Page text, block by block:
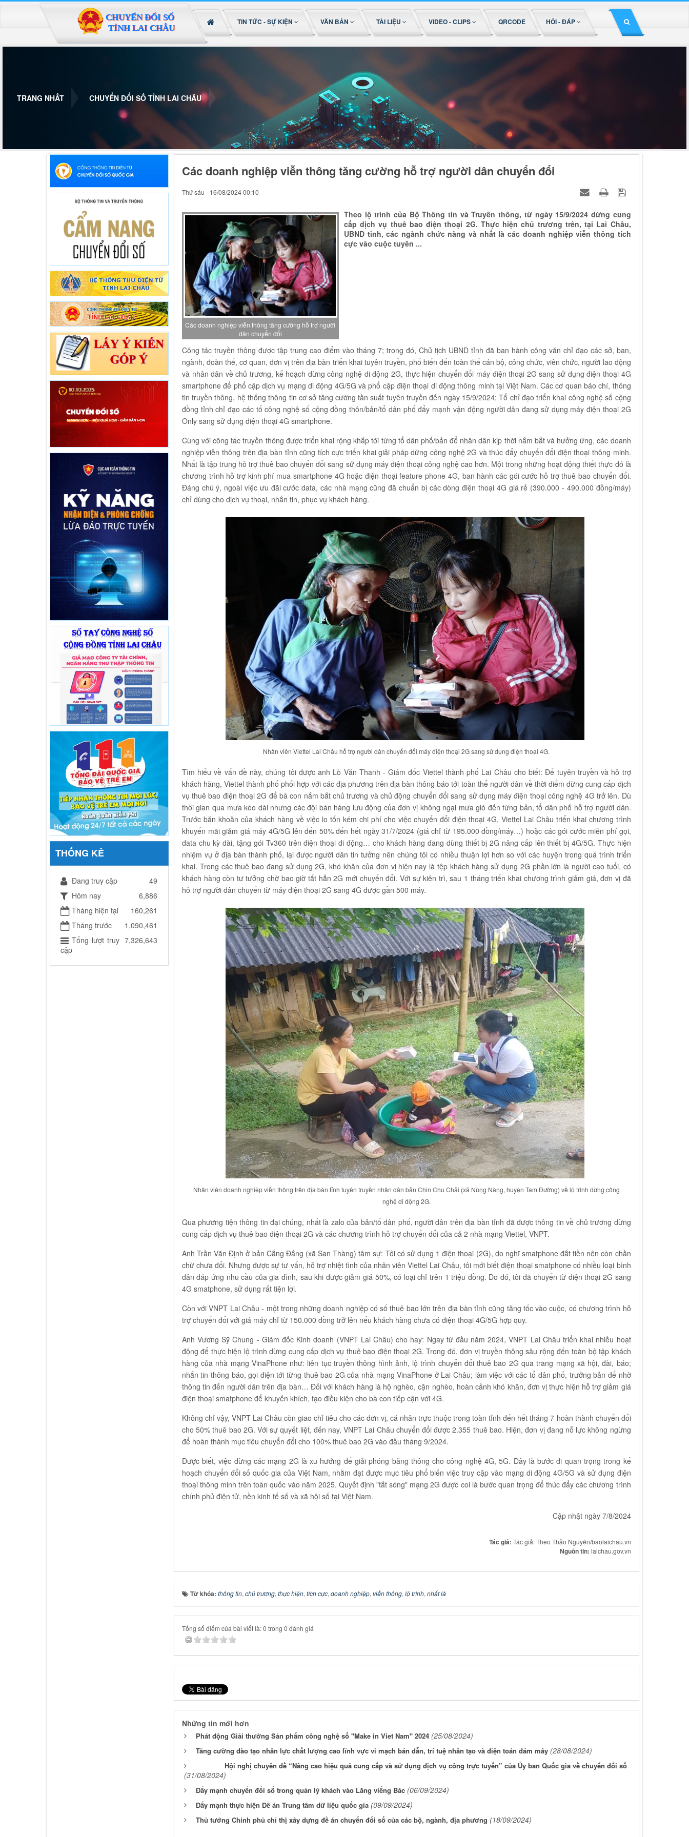
TIN TỨC - SỰ KIỆN VĂN BẢN TÀI LIỆU VIDEO - CLIPS QRCODE HỎI - ĐÁP
TRANG NHẤT CHUYỂN ĐỔI SỐ TỈNH LAI CHÂU
Các doanh nghiệp viễn thông tăng cường hỗ trợ người dân chuyển đổi
Thứ sáu - 16/08/2024 00:10
Các doanh nghiệp viễn thông tăng cường hỗ trợ người
dân chuyển đổi
Theo lộ trình của Bộ Thông tin và Truyền thông, từ ngày 15/9/2024 dừng cung
cấp dịch vụ thuê bao điện thoại 2G. Thực hiện chủ trương trên, tại Lai Châu,
UBND tỉnh, các ngành chức năng và nhất là các doanh nghiệp viễn thông tích
cực vào cuộc tuyên ...
Công tác truyền thông được tập trung cao điểm vào tháng 7; trong đó, Chủ tịch UBND tỉnh đã ban hành công văn chỉ đạo các sở, ban,
ngành, đoàn thể, cơ quan, đơn vị trên địa bàn triển khai tuyên truyền, phổ biến đến toàn thể cán bộ, công chức, viên chức, người lao động
và nhân dân về chủ trương, kế hoạch dừng công nghệ di động 2G, thực hiện chuyển đổi máy điện thoại 2G sang sử dụng điện thoại 4G
smartphone để phổ cập dịch vụ mạng di động 4G/5G và phổ cập điện thoại di động thông minh tại Việt Nam. Các cơ quan báo chí, thông
tin truyền thông, hệ thống thông tin cơ sở tăng cường tần suất tuyên truyền đến ngày 15/9/2024; Tổ chỉ đạo triển khai công nghệ số cộng
đồng tỉnh chỉ đạo các tổ công nghệ số cộng đồng thôn/bản/tổ dân phố đẩy mạnh vận động người dân đang sử dụng máy điện thoại 2G
Only sang sử dụng điện thoại 4G smartphone.
Cùng với công tác truyền thông được triển khai rộng khắp tới từng tổ dân phố/bản để nhân dân kịp thời nắm bắt và hưởng ứng, các doanh
nghiệp viễn thông trên địa bàn tỉnh cũng tích cực triển khai giải pháp dừng công nghệ 2G và thúc đẩy chuyển đổi điện thoại thông minh.
Nhất là tập trung hỗ trợ thuê bao chuyển đổi sang sử dụng máy điện thoại công nghệ cao hơn. Một trong những hoạt động thiết thực đó là
chương trình hỗ trợ kinh phí mua smartphone 4G hoặc điện thoại feature phone 4G, ban hành các gói cước hỗ trợ thuê bao chuyển đổi.
Đáng chú ý, ngoài việc ưu đãi cước data, các nhà mạng cũng đã chuẩn bị các dòng điện thoại 4G giá rẻ (390.000 - 490.000 đồng/máy)
chỉ dùng cho dịch vụ thoại, nhắn tin, phục vụ khách hàng.
Nhân viênViettel Lai Châu hỗ trợ người dân chuyển đổi máy điện thoại 2G sang sử dụng điện thoại 4G.
Tìm hiểu về vấn đề này, chúng tôi được anh Lò Văn Thanh - Giám đốc Viettel thành phố Lai Châu cho biết: Để tuyên truyền và hỗ trợ
khách hàng, Viettel thành phố phối hợp với các địa phương trên địa bàn thông báo tới toàn thể người dân về thời điểm dừng cung cấp dịch
vụ thuê bao điện thoại 2G để bà con nắm bắt chủ trương và chủ động chuyển đổi sang sử dụng máy điện thoại công nghệ 4G trở lên. Dù
thời gian qua mưa kéo dài nhưng các đội bán hàng lưu động của đơn vị không ngại mưa gió đến từng bản, tổ dân phố hỗ trợ người dân.
Trước băn khoăn của khách hàng về việc lo tốn kém chi phí cho việc chuyển đổi điện thoại 4G, Viettel Lai Châu triển khai chương trình
khuyến mãi giảm giá máy 4G/5G lên đến 50% đến hết ngày 31/7/2024 (giá chỉ từ 195.000 đồng/máy…) hoặc các gói cước miễn phí gọi,
data chu kỳ dài, tặng gói Tv360 trên điện thoại di động… cho khách hàng đang dùng thiết bị 2G nâng cấp lên thiết bị 4G/5G. Thực hiện
nhiệm vụ ở địa bàn thành phố, lại được người dân tin tưởng nên chúng tôi có nhiều thuận lợi hơn so với các huyện trong quá trình triển
khai. Trong các thuê bao đang sử dụng 2G, khó khăn của đơn vị hiện nay là tệp khách hàng sử dụng 2G phần lớn là người cao tuổi, có
khách hàng còn tư tưởng chờ bao giờ tắt hẳn 2G mới chuyển đổi. Với sự kiên trì, sau 1 tháng triển khai chương trình giảm giá, đơn vị đã
hỗ trợ người dân chuyển từ máy điện thoại 2G sang 4G được gần 500 máy.
Nhân viên doanh nghiệp viễn thông trên địa bàn tỉnh tuyên truyền nhân dân bản Chin Chu Chải (xã Nùng Nàng, huyện Tam Đường) về lộ trình dừng công
nghệ di động 2G.
Qua phương tiện thông tin đại chúng, nhất là zalo của bản/tổ dân phố, người dân trên địa bàn tỉnh đã được thông tin về chủ trương dừng
cung cấp dịch vụ thuê bao điện thoại 2G và các chương trình hỗ trợ chuyển đổi của cả 2 nhà mạng Viettel, VNPT.
Anh Trần Văn Định ở bản Cắng Đắng (xã San Thàng) tâm sự: Tôi có sử dụng 1 điện thoại (2G), do nghĩ smatphone đắt tiền nên còn chần
chừ chưa đổi. Nhưng được sự tư vấn, hỗ trợ nhiệt tình của nhân viên Viettel Lai Châu, tôi mới biết điện thoại smatphone có nhiều loại bình
dân đáp ứng nhu cầu của gia đình, sau khi được giảm giá 50%, có loại chỉ trên 1 triệu đồng. Do đó, tôi đã chuyển từ điện thoại 2G sang
4G smatphone, sử dụng rất tiện lợi.
Còn với VNPT Lai Châu - một trong những doanh nghiệp có số thuê bao lớn trên địa bàn tỉnh cũng tăng tốc vào cuộc, có chương trình hỗ
trợ chuyển đổi với giá máy chỉ từ 150.000 đồng trở lên nếu khách hàng chưa có điện thoại 4G/5G hợp quy.
Anh Vương Sỹ Chung - Giám đốc Kinh doanh (VNPT Lai Châu) cho hay: Ngay từ đầu năm 2024, VNPT Lai Châu triển khai nhiều hoạt
động để thực hiện lộ trình dừng cung cấp dịch vụ thuê bao điện thoại 2G. Trong đó, đơn vị truyền thông sâu rộng đến toàn bộ tập khách
hàng của nhà mạng VinaPhone như: liên tục truyền thông hình ảnh, lộ trình chuyển đổi thuê bao 2G qua trang mạng xã hội, đài, báo;
nhắn tin thông báo, gọi điện tới từng thuê bao 2G của nhà mạng VinaPhone ở Lai Châu; làm việc với các tổ dân phố, trưởng bản để nhờ
thông tin đến người dân trên địa bàn… Đối với khách hàng là hộ nghèo, cận nghèo, hoàn cảnh khó khăn, đơn vị thực hiện hỗ trợ giảm giá
điện thoại smatphone để khuyến khích, tạo điều kiện cho bà con tiếp cận với 4G.
Không chỉ vậy, VNPT Lai Châu còn giao chỉ tiêu cho các đơn vị, cá nhân trực thuộc trong toàn tỉnh đến hết tháng 7 hoàn thành chuyển đổi
cho 50% thuê bao 2G. Với sự quyết liệt, đến nay, VNPT Lai Châu chuyển đổi được 2.355 thuê bao. Hiện, đơn vị đang nỗ lực không ngừng
để hoàn thành mục tiêu chuyển đổi cho 100% thuê bao 2G vào đầu tháng 9/2024.
Được biết, việc dừng các mạng 2G là xu hướng để giải phóng băng thông cho công nghệ 4G, 5G. Đây là bước đi quan trọng trong kế
hoạch chuyển đổi số quốc gia của Việt Nam, nhằm đạt được mục tiêu phổ biến việc truy cập vào mạng di động 4G/5G và sử dụng điện
thoại thông minh trên toàn quốc vào năm 2025. Quyết định "tắt sóng" mạng 2G được coi là bước quan trọng để thúc đẩy các chương trình
chính phủ điện tử, nền kinh tế số và xã hội số tại Việt Nam.
Cập nhật ngày 7/8/2024
Tác giả: Tác giả: Theo Thảo Nguyên/baolaichau.vn
Nguồn tin: laichau.gov.vn
Từ khóa: thông tin, chủ trương, thực hiện, tích cực, doanh nghiệp, viễn thông, lộ trình, nhất là
Tổng số điểm của bài viết là: 0 trong 0 đánh giá
Những tin mới hơn
Phát động Giải thưởng Sản phẩm công nghệ số "Make in Viet Nam" 2024 (25/08/2024)
Tăng cường đào tạo nhân lực chất lượng cao lĩnh vực vi mạch bán dẫn, trí tuệ nhân tạo và điện toán đám mây (28/08/2024)
Hội nghị chuyên đề “Nâng cao hiệu quả cung cấp và sử dụng dịch vụ công trực tuyến” của Ủy ban Quốc gia về chuyển đổi số
(31/08/2024)
Đẩy mạnh chuyển đổi số trong quản lý khách vào Lăng viếng Bác (06/09/2024)
Đẩy mạnh thực hiện Đề án Trung tâm dữ liệu quốc gia (09/09/2024)
Thủ tướng Chính phủ chỉ thị xây dựng đề án chuyển đổi số của các bộ, ngành, địa phương (18/09/2024)
THỐNG KÊ
Đang truy cập
49
Hôm nay
6,886
Tháng hiện tại
160,261
Tháng trước
1,090,461
Tổng lượt truy
cập
7,326,643
Đã kết nối EMC